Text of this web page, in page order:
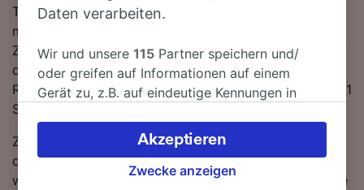
Tag. Sie müssen während der Fahrt nach Rathenow 1-
mal umsteigen, da derzeit keine direkten
Zugverbindungen auf dieser Route verfügbar sind. Auf
dieser Route verkehren DB-Züge. Die schnellste
Reisezeit von Berlin-Köpenick nach Rathenow beträgt 1
Stunde 30 Minuten.
Zugtickets von Berlin-Köpenick nach Rathenow sind in
der Regel günstiger, wenn Sie im Voraus buchen, als
wenn Sie sie erst am Tag der Reise kaufen. Starten Sie
Daten verarbeiten.
Wir und unsere115 Partner speichern und/
oder greifen auf Informationen auf einem
Gerät zu, z.B. auf eindeutige Kennungen in
verarbeiten. Sie können Ihre Präferenzen
akzeptieren oder verwalten, einschließlich
Ihres Widerspruchsrechts bei berechtigtem
Zwecke anzeigen
Akzeptieren